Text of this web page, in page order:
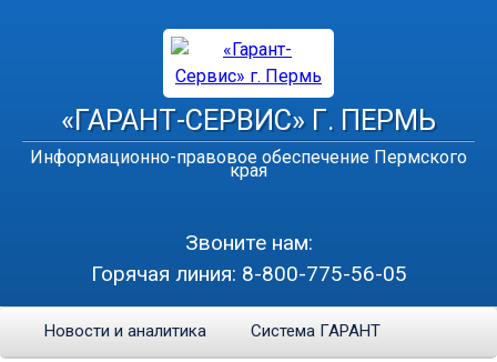
«ГАРАНТ-СЕРВИС» Г. ПЕРМЬ
Информационно-правовое обеспечение Пермского
края
Звоните нам:
Горячая линия: 8-800-775-56-05
Новости и аналитика Система ГАРАНТ